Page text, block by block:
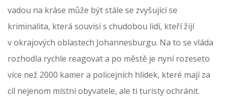
vadou na kráse může být stále se zvyšující se
kriminalita, která souvisí s chudobou lidí, kteří žijí
v okrajových oblastech Johannesburgu. Na to se vláda
rozhodla rychle reagovat a po městě je nyní rozeseto
více než 2000 kamer a policejních hlídek, které mají za
cíl nejenom místní obyvatele, ale ti turisty ochránit.